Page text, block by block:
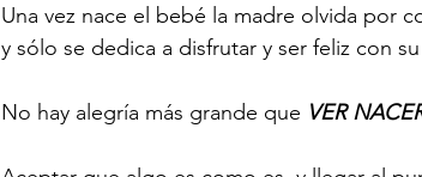
Una vez nace el bebé la madre olvida por
y sólo se dedica a disfrutar y ser feliz con
No hay alegría más grande que VER